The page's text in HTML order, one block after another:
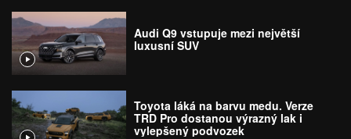
Audi Q9 vstupuje mezi největší
luxusní SUV
Toyota láká na barvu medu. Verze
TRD Pro dostanou výrazný lak i
vylepšený podvozek